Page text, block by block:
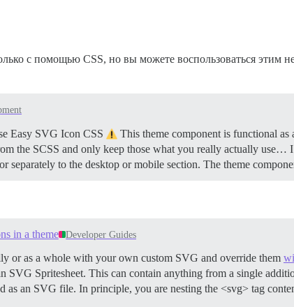
с помощью CSS, но вы можете воспользоваться этим
Easy SVG Icon CSS
This theme component is functional
the SCSS and only keep those what you really actually
separately to the desktop or mobile section. The theme
in a theme Developer Guides
or as a whole with your own custom SVG and override them
SVG Spritesheet. This can contain anything from a single
as an SVG file. In principle, you are nesting the <svg> tag